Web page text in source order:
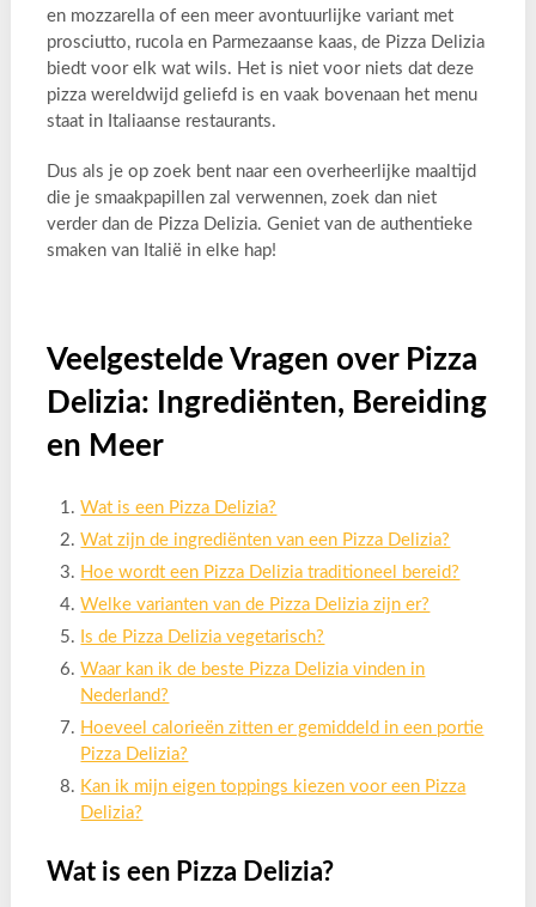
en mozzarella of een meer avontuurlijke variant met
prosciutto, rucola en Parmezaanse kaas, de Pizza Delizia
biedt voor elk wat wils. Het is niet voor niets dat deze
pizza wereldwijd geliefd is en vaak bovenaan het menu
staat in Italiaanse restaurants.
Dus als je op zoek bent naar een overheerlijke maaltijd
die je smaakpapillen zal verwennen, zoek dan niet
verder dan de Pizza Delizia. Geniet van de authentieke
smaken van Italië in elke hap!
Veelgestelde Vragen over Pizza
Delizia: Ingrediënten, Bereiding
en Meer
Wat is een Pizza Delizia?
Wat zijn de ingrediënten van een Pizza Delizia?
Hoe wordt een Pizza Delizia traditioneel bereid?
Welke varianten van de Pizza Delizia zijn er?
Is de Pizza Delizia vegetarisch?
Waar kan ik de beste Pizza Delizia vinden in
Nederland?
Hoeveel calorieën zitten er gemiddeld in een portie
Pizza Delizia?
Kan ik mijn eigen toppings kiezen voor een Pizza
Delizia?
Wat is een Pizza Delizia?